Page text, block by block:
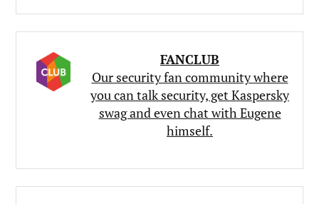
FANCLUB
Our security fan community where
you can talk security, get Kaspersky
swag and even chat with Eugene
himself.